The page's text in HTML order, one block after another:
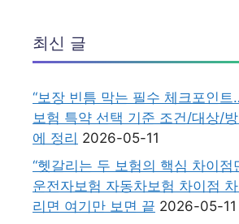
최신 글
“보장 빈틈 막는 필수 체크포인트
보험 특약 선택 기준 조건/대상/
에 정리 2026-05-11
“헷갈리는 두 보험의 핵심 차이점
운전자보험 자동차보험 차이점
리면 여기만 보면 끝 2026-05-11